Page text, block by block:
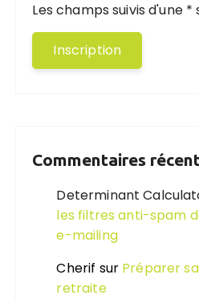
Les champs suivis d'une
Commentaires
Determinant
les filtres anti-spam
e-mailing
Cherif sur Préparer
retraite